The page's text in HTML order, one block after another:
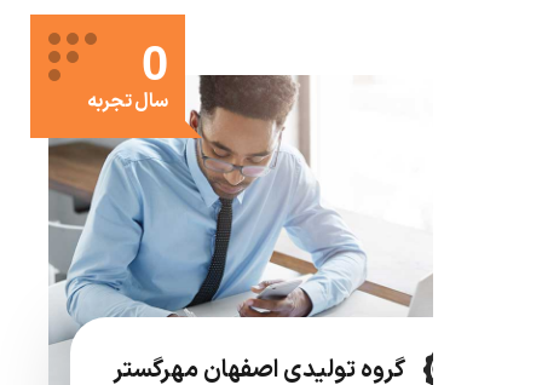
0
سال تجربه
گروه تولیدی اصفهان مهرگستر